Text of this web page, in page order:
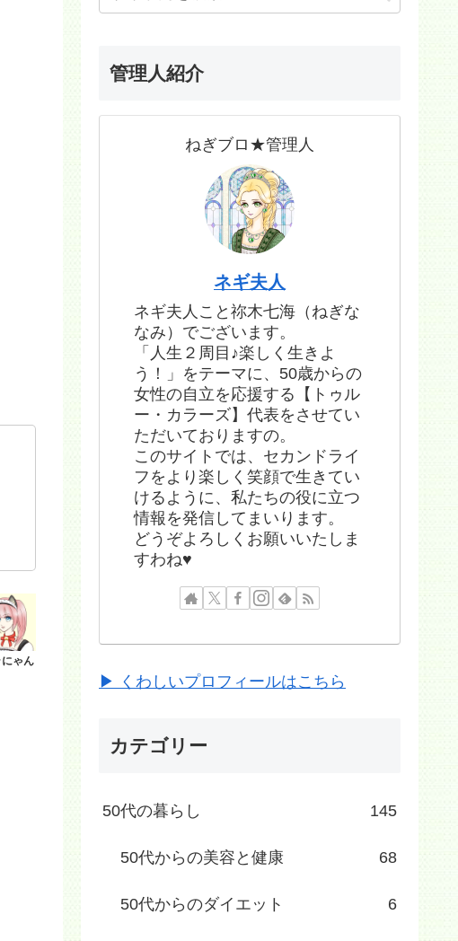
管理人紹介
ねぎブロ★管理人
ネギ夫人
ネギ夫人こと祢木七海（ねぎな
なみ）でございます。
「人生２周目♪楽しく生きよ
う！」をテーマに、50歳からの
女性の自立を応援する【トゥル
ー・カラーズ】代表をさせてい
ただいておりますの。
このサイトでは、セカンドライ
フをより楽しく笑顔で生きてい
けるように、私たちの役に立つ
情報を発信してまいります。
どうぞよろしくお願いいたしま
すわね♥
▶ くわしいプロフィールはこちら
カテゴリー
50代の暮らし 145
50代からの美容と健康 68
50代からのダイエット 6